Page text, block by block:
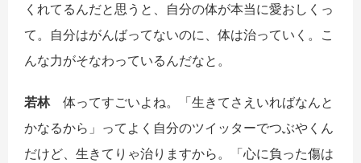
くれてるんだと思うと、自分の体が本当に愛おしくっ
て。自分はがんばってないのに、体は治っていく。こ
んな力がそなわっているんだなと。
若林体ってすごいよね。「生きてさえいればなんと
かなるから」ってよく自分のツイッターでつぶやくん
だけど、生きてりゃ治りますから。「心に負った傷は